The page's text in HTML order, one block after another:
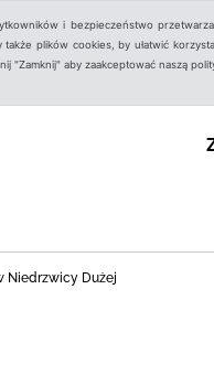
i bezpieczeństwo
plików cookies, by ułatwić
"Zamknij" aby zaakceptować naszą
Niedrzwicy Dużej